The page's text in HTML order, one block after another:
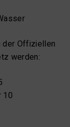
der Offiziellen
werden:
10